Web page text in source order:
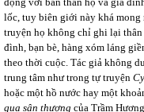
lốc, tuy biên giới này khá mong
truyện họ không chỉ ghi lại
đình, bạn bè, hàng xóm láng
theo thời cuộc. Tác giả không
trung tâm như trong tự truyện
hoặc một hồ nước hay một
qua sân thượng của Trầm